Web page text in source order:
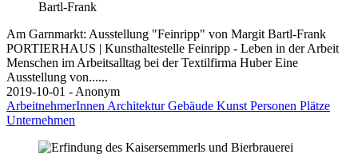
Am Garnmarkt: Ausstellung "Feinripp" von Margit Bartl-Frank
PORTIERHAUS | Kunsthaltestelle Feinripp - Leben in der Arbeit
Menschen im Arbeitsalltag bei der Textilfirma Huber Eine
Ausstellung von......
2019-10-01 - Anonym
ArbeitnehmerInnen ArchitekturGebäude Kunst Personen Plätze
Unternehmen